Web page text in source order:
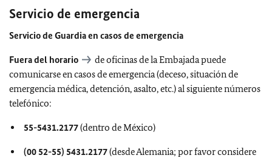
Servicio de emergencia
Servicio de Guardia en casos de emergencia
Fuera del horario
de oficinas de la Embajada puede
comunicarse en casos de emergencia (deceso, situación de
emergencia médica, detención, asalto, etc.) al siguiente números
telefónico:
55-5431.2177(dentro de México)
(00 52-55) 5431.2177(desde Alemania; por favor considere